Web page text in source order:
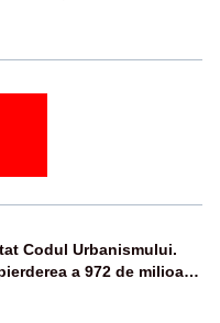
Codul Urbanismului.
a 972 de milioane